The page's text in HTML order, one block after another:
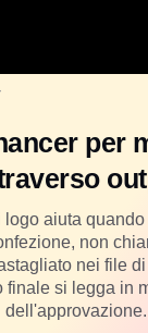
IA
IA
di video
di immagini
vocale
per
aiuta
non
nei file
finale si legga in
dell'approvazione.